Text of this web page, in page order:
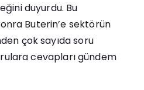
duyurdu. Bu
Buterin’e sektörün
çok sayıda soru
cevapları gündem